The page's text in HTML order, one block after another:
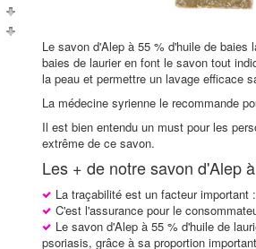
Le savon d'Alep à 55 % d'huile de
baies de laurier en font le savon tout
la peau et permettre un lavage efficace
La médecine syrienne le recommande
Il est bien entendu un must pour les
extrême de ce savon.
Les + de notre savon d'Alep
La traçabilité est un facteur important
C'est l'assurance pour le
Le savon d'Alep à 55 % d'huile de
psoriasis, grâce à sa proportion